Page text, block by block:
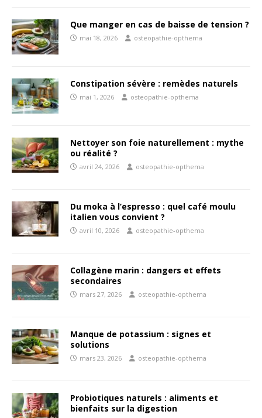
Que manger en cas de baisse de tension ?
mai 18, 2026 osteopathie-opthema
Constipation sévère : remèdes naturels
mai 1, 2026 osteopathie-opthema
Nettoyer son foie naturellement : mythe
ou réalité ?
avril 24, 2026 osteopathie-opthema
Du moka à l’espresso : quel café moulu
italien vous convient ?
avril 10, 2026 osteopathie-opthema
Collagène marin : dangers et effets
secondaires
mars 27, 2026 osteopathie-opthema
Manque de potassium : signes et
solutions
mars 23, 2026 osteopathie-opthema
Probiotiques naturels : aliments et
bienfaits sur la digestion